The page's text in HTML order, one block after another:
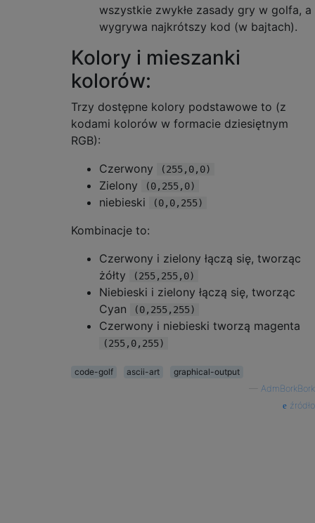
wszystkie zwykłe zasady gry w golfa, a
wygrywa najkrótszy kod (w bajtach).
Kolory i mieszanki
kolorów:
Trzy dostępne kolory podstawowe to (z
kodami kolorów w formacie dziesiętnym
RGB):
Czerwony
(255,0,0)
Zielony (0,255,0)
niebieski (0,0,255)
Kombinacje to:
Czerwony i zielony łączą się, tworząc
żółty
(255,255,0)
Niebieski i zielony łączą się, tworząc
Cyan
(0,255,255)
Czerwony i niebieski tworzą magenta
(255,0,255)
code-golf ascii-art
graphical-output
AdmBorkBork
źródło